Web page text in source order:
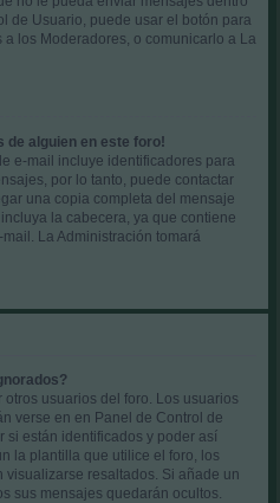
de Usuario, puede usar el botón para
los Moderadores, o comunicarlo a La
de alguien en este foro!
e-mail incluye identificadores para
por lo tanto, puede contactar
una copia completa del mensaje
la cabecera, ya que contiene
La Administración tomará
usuarios del foro. Los usuarios
verse en en Panel de Control de
si están identificados y poder así
la plantilla que utilice el foro, los
resaltados. Si añade un
sus mensajes quedarán ocultos.